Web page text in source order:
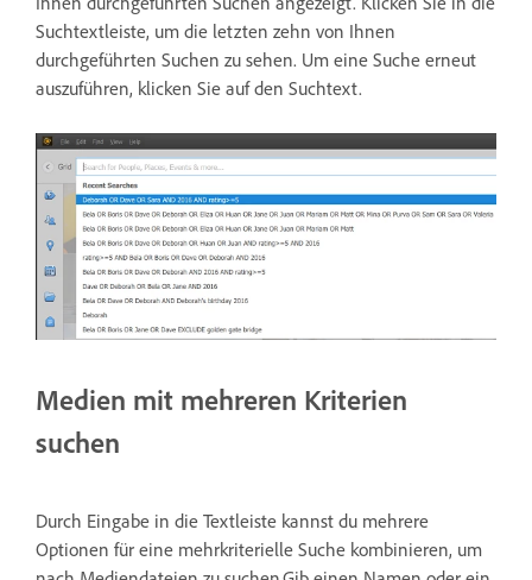
Suchtextleiste, um die letzten zehn von Ihnen
durchgeführten Suchen zu sehen. Um eine Suche erneut
auszuführen, klicken Sie auf den Suchtext.
Medien mit mehreren Kriterien
suchen
Durch Eingabe in die Textleiste kannst du mehrere
Optionen für eine mehrkriterielle Suche kombinieren, um